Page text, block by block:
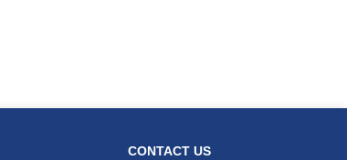
CONTACT US